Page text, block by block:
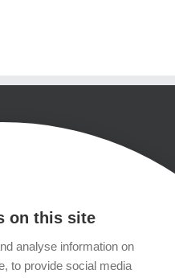
on this site
analyse information on
to provide social media